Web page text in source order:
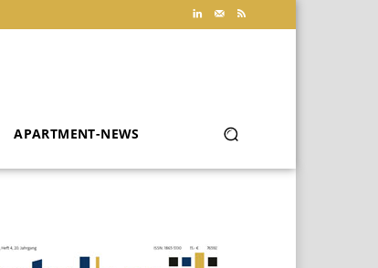
APARTMENT-NEWS